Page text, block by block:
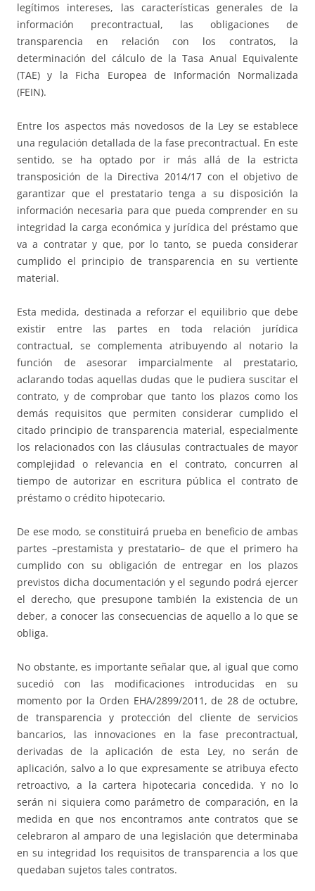
legítimos intereses, las características generales de la
información precontractual, las obligaciones de
transparencia en relación con los contratos, la
determinación del cálculo de la Tasa Anual Equivalente
(TAE) y la Ficha Europea de Información Normalizada
(FEIN).
Entre los aspectos más novedosos de la Ley se establece
una regulación detallada de la fase precontractual. En este
sentido, se ha optado por ir más allá de la estricta
transposición de la Directiva 2014/17 con el objetivo de
garantizar que el prestatario tenga a su disposición la
información necesaria para que pueda comprender en su
integridad la carga económica y jurídica del préstamo que
va a contratar y que, por lo tanto, se pueda considerar
cumplido el principio de transparencia en su vertiente
material.
Esta medida, destinada a reforzar el equilibrio que debe
existir entre las partes en toda relación jurídica
contractual, se complementa atribuyendo al notario la
función de asesorar imparcialmente al prestatario,
aclarando todas aquellas dudas que le pudiera suscitar el
contrato, y de comprobar que tanto los plazos como los
demás requisitos que permiten considerar cumplido el
citado principio de transparencia material, especialmente
los relacionados con las cláusulas contractuales de mayor
complejidad o relevancia en el contrato, concurren al
tiempo de autorizar en escritura pública el contrato de
préstamo o crédito hipotecario.
De ese modo, se constituirá prueba en beneficio de ambas
partes –prestamista y prestatario– de que el primero ha
cumplido con su obligación de entregar en los plazos
previstos dicha documentación y el segundo podrá ejercer
el derecho, que presupone también la existencia de un
deber, a conocer las consecuencias de aquello a lo que se
obliga.
No obstante, es importante señalar que, al igual que como
sucedió con las modificaciones introducidas en su
momento por la Orden EHA/2899/2011, de 28 de octubre,
de transparencia y protección del cliente de servicios
bancarios, las innovaciones en la fase precontractual,
derivadas de la aplicación de esta Ley, no serán de
aplicación, salvo a lo que expresamente se atribuya efecto
retroactivo, a la cartera hipotecaria concedida. Y no lo
serán ni siquiera como parámetro de comparación, en la
medida en que nos encontramos ante contratos que se
celebraron al amparo de una legislación que determinaba
en su integridad los requisitos de transparencia a los que
quedaban sujetos tales contratos.